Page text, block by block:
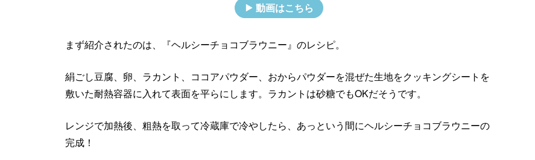
動画はこちら
まず紹介されたのは、『ヘルシーチョコブラウニー』のレシピ。
絹ごし豆腐、卵、ラカント、ココアパウダー、おからパウダーを混ぜた生地をクッキングシートを
敷いた耐熱容器に入れて表面を平らにします。ラカントは砂糖でもOKだそうです。
レンジで加熱後、粗熱を取って冷蔵庫で冷やしたら、あっという間にヘルシーチョコブラウニーの
完成！